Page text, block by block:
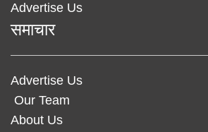
Advertise Us
समाचार
Advertise Us
Our Team
About Us